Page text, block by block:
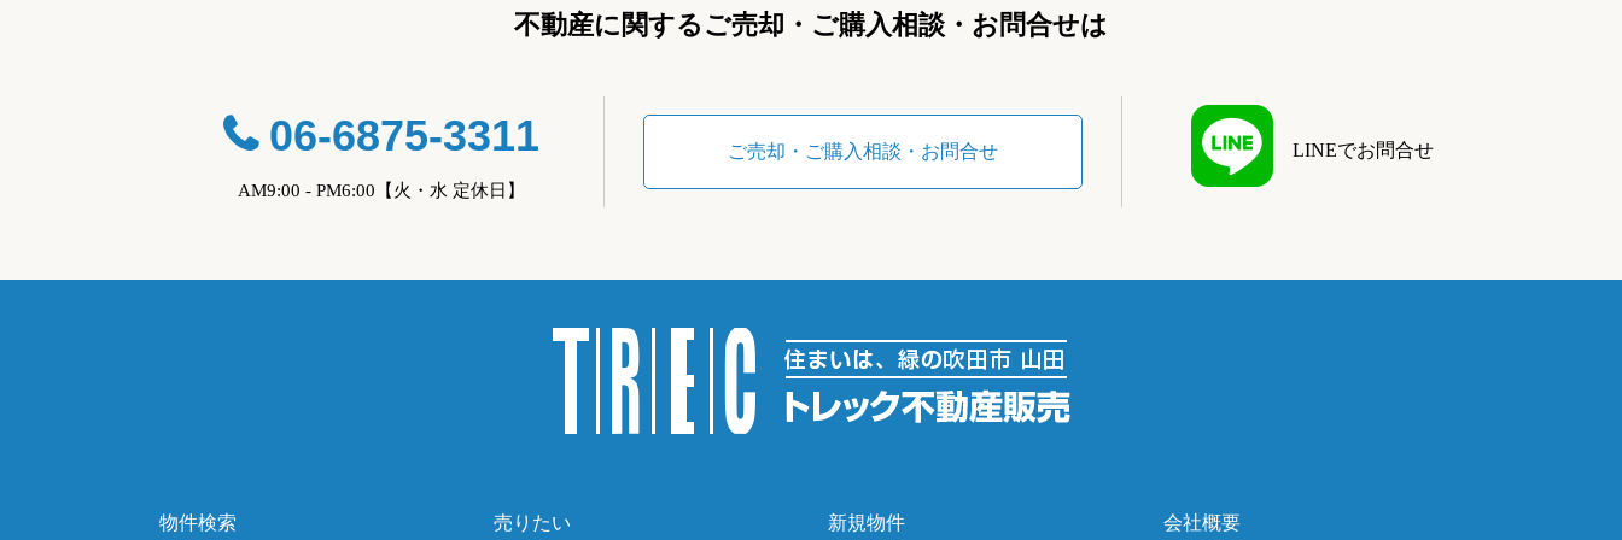
不動産に関するご売却・ご購入相談・お問合せは
06-6875-3311
AM9:00 - PM6:00【火・水 定休日】
ご売却・ご購入相談・お問合せ LINEでお問合せ
物件検索 売りたい 新規物件 会社概要